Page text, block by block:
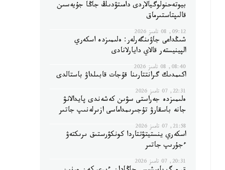
بيوتەحنولوگيالاردى دامىتۋدىڭ جاڭا جۇيەسىن
قالىپتاستىرماق
09:12, 08 تامىز 2026
شىڭداعى جاۋىنگەرلەر: ەلىمىزدە اسكەري
الپينيستەر قالاي دايارلانادى
08:40, 08 تامىز 2026
اكىمدىك گرانتتارىنا قۇجات قابىلداۋ باستالدى
22:31, 07 تامىز 2026
ەلىمىزدە جەراستى سۋىن كەشەندى پايدالانۋ
جانە باسقارۋ تۇجىرىمداماسى ازىرلەنىپ جاتىر
21:58, 07 تامىز 2026
اسكەري ينستيتۋتتاردا كونكۋرستىق ىرىكتەۋ
ءجۇرىپ جاتىر
20:31, 07 تامىز 2026